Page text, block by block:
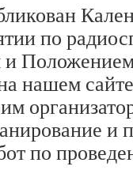
по
нашем
и
по